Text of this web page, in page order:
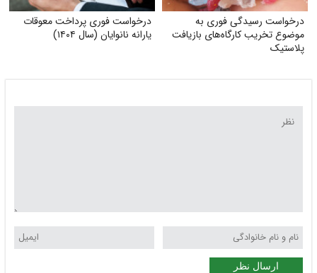
درخواست رسیدگی فوری به
موضوع تخریب کارگاه‌های بازیافت
پلاستیک
درخواست فوری پرداخت معوقات
یارانه نانوایان (سال ۱۴۰۴)
ارسال نظر